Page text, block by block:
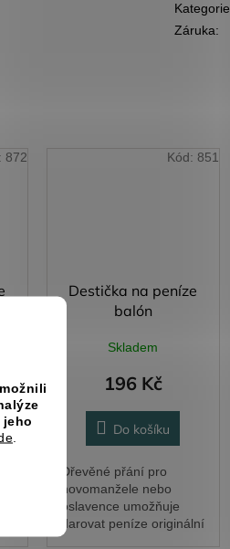
872
Destička na peníze
balón
Skladem
196 Kč
Do košíku
Dřevěné přání pro
novomanžele nebo
oslavence umožňuje
darovat peníze originální
cestou. Bankovky se
Kód:851
Kategorie
Záruka: